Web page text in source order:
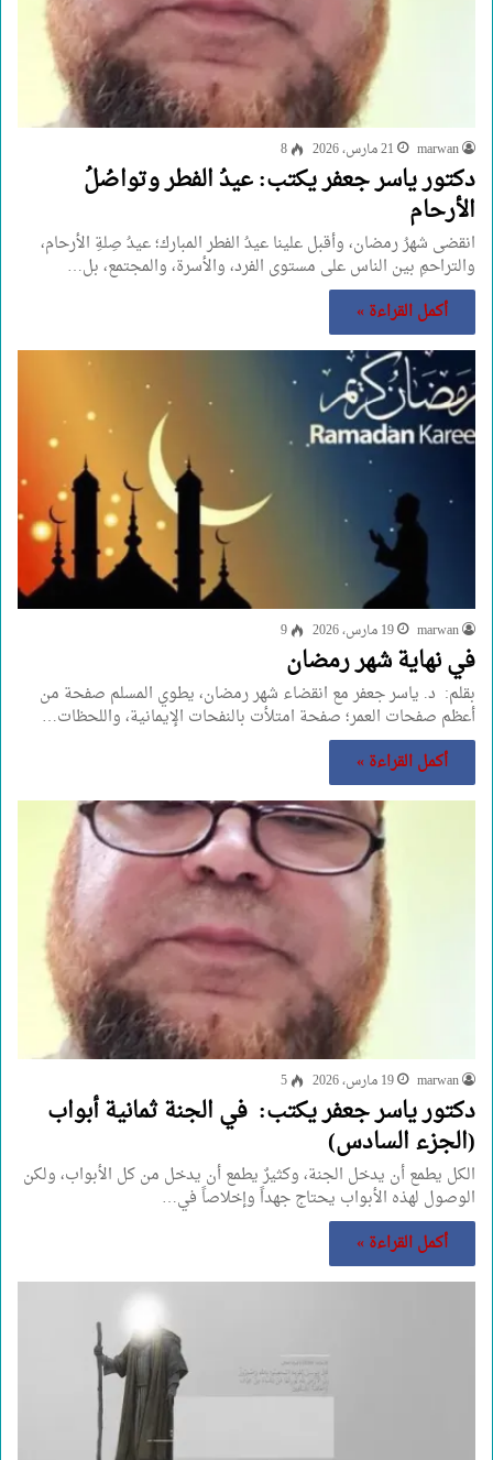
marwan 21 مارس، 2026 8
دكتور ياسر جعفر يكتب: عيدُ الفطر وتواصُلُ
الأرحام
انقضى شهرُ رمضان، وأقبل علينا عيدُ الفطر المبارك؛ عيدُ صِلةِ الأرحام،
والتراحمِ بين الناس على مستوى الفرد، والأسرة، والمجتمع، بل…
أكمل القراءة »
marwan 19 مارس، 2026 9
في نهاية شهر رمضان
بقلم: د. ياسر جعفر مع انقضاء شهر رمضان، يطوي المسلم صفحة من
أعظم صفحات العمر؛ صفحة امتلأت بالنفحات الإيمانية، واللحظات…
أكمل القراءة »
marwan 19 مارس، 2026 5
دكتور ياسر جعفر يكتب: في الجنة ثمانية أبواب
(الجزء السادس)
الكل يطمع أن يدخل الجنة، وكثيرٌ يطمع أن يدخل من كل الأبواب، ولكن
الوصول لهذه الأبواب يحتاج جهداً وإخلاصاً في…
أكمل القراءة »